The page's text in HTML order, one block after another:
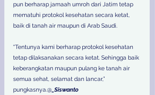
pun berharap jamaah umroh dari Jatim tetap
mematuhi protokol kesehatan secara ketat,
baik di tanah air maupun di Arab Saudi.
“Tentunya kami berharap protokol kesehatan
tetap dilaksanakan secara ketat. Sehingga baik
keberangkatan maupun pulang ke tanah air
semua sehat, selamat dan lancar,”
pungkasnya.@ _Siswanto